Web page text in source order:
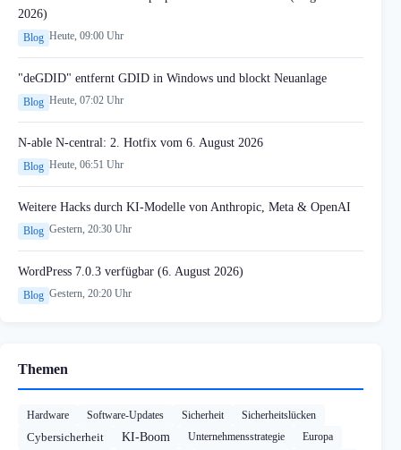
2026)
Blog Heute, 09:00 Uhr
"deGDID" entfernt GDID in Windows und blockt Neuanlage
Blog Heute, 07:02 Uhr
N-able N-central: 2. Hotfix vom 6. August 2026
Blog Heute, 06:51 Uhr
Weitere Hacks durch KI-Modelle von Anthropic, Meta & OpenAI
Blog Gestern, 20:30 Uhr
WordPress 7.0.3 verfügbar (6. August 2026)
Blog Gestern, 20:20 Uhr
Themen
Hardware Software-Updates Sicherheit Sicherheitslücken
Cybersicherheit KI-Boom Unternehmensstrategie Europa